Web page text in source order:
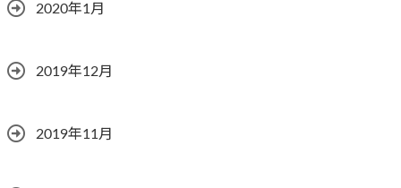
2020年1月
2019年12月
2019年11月